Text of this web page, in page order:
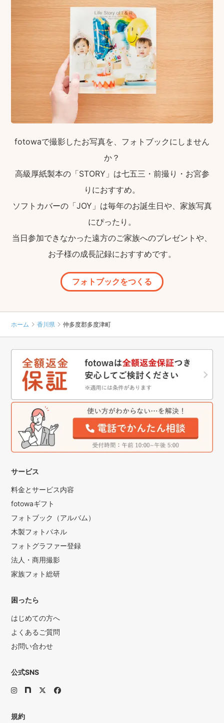
fotowaで撮影したお写真を、フォトブックにしません
か？
高級厚紙製本の「STORY」は七五三・前撮り・お宮参
りにおすすめ。
ソフトカバーの「JOY」は毎年のお誕生日や、家族写真
にぴったり。
当日参加できなかった遠方のご家族へのプレゼントや、
お子様の成長記録におすすめです。
フォトブックをつくる
ホーム 香川県 仲多度郡多度津町
サービス
料金とサービス内容
fotowaギフト
フォトブック（アルバム）
木製フォトパネル
フォトグラファー登録
法人・商用撮影
家族フォト総研
困ったら
はじめての方へ
よくあるご質問
お問い合わせ
公式SNS
規約